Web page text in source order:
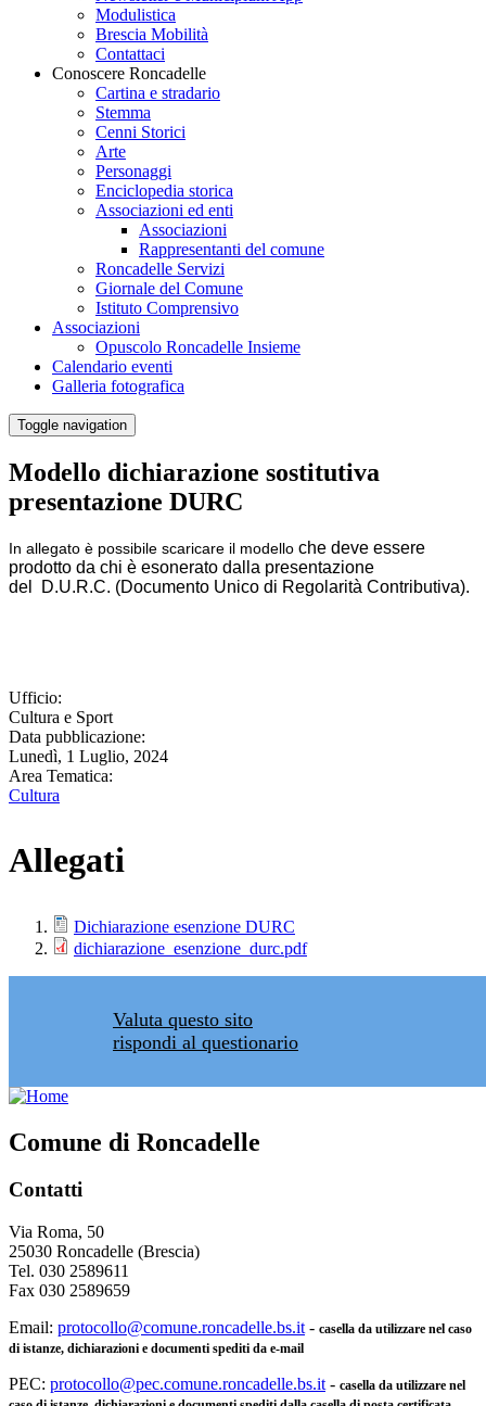
Modulistica
Brescia Mobilità
Contattaci
Conoscere Roncadelle
Cartina e stradario
Stemma
Cenni Storici
Arte
Personaggi
Enciclopedia storica
Associazioni ed enti
Associazioni
Rappresentanti del comune
Roncadelle Servizi
Giornale del Comune
Istituto Comprensivo
Associazioni
Opuscolo Roncadelle Insieme
Calendario eventi
Galleria fotografica
Toggle navigation
Modello dichiarazione sostitutiva
presentazione DURC
In allegato è possibile scaricare il modello che deve essere
prodotto da chi è esonerato dalla presentazione
del
D.U.R.C. (Documento Unico di Regolarità Contributiva).
Ufficio:
Cultura e Sport
Data pubblicazione:
Lunedì, 1 Luglio, 2024
Area Tematica:
Cultura
Allegati
Dichiarazione esenzione DURC
dichiarazione_esenzione_durc.pdf
Valuta questo sito
rispondi al questionario
Comune di Roncadelle
Contatti
Via Roma, 50
25030 Roncadelle (Brescia)
Tel. 030 2589611
Fax 030 2589659
Email: protocollo@comune.roncadelle.bs.it - casella da utilizzare nel caso
di istanze, dichiarazioni e documenti spediti da e-mail
PEC: protocollo@pec.comune.roncadelle.bs.it - casella da utilizzare nel